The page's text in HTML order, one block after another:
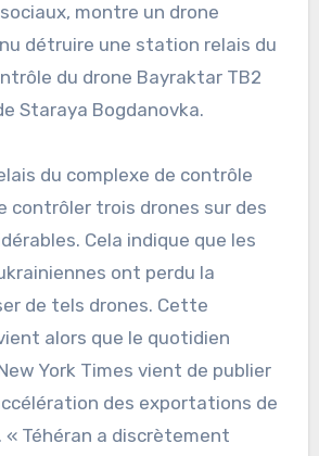
montre un drone
détruire une station relais du
du drone Bayraktar TB2
Staraya Bogdanovka.
du complexe de contrôle
contrôler trois drones sur des
Cela indique que les
ont perdu la
de tels drones. Cette
alors que le quotidien
York Times vient de publier
des exportations de
« Téhéran a discrètement